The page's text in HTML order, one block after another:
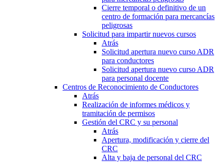
Cierre temporal o definitivo de un
centro de formación para mercancías
peligrosas
Solicitud para impartir nuevos cursos
Atrás
Solicitud apertura nuevo curso ADR
para conductores
Solicitud apertura nuevo curso ADR
para personal docente
Centros de Reconocimiento de Conductores
Atrás
Realización de informes médicos y
tramitación de permisos
Gestión del CRC y su personal
Atrás
Apertura, modificación y cierre del
CRC
Alta y baja de personal del CRC